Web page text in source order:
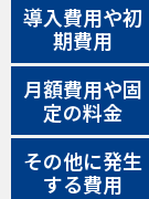
導入費用や初
期費用
月額費用や固
定の料金
その他に発生
する費用